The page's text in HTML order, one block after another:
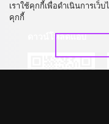
ดาวน์โหลดแอป
เราใช้คุกกี้เพื่อดำเนินการเว็
คุกกี้